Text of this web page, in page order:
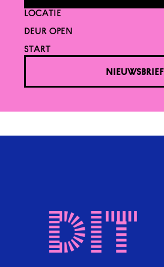
LOCATIE
DEUR OPEN
START
NIEUWSBRIEF
Dit